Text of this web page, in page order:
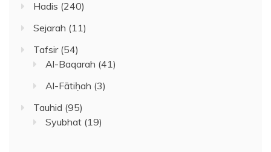
Hadis (240)
Sejarah (11)
Tafsir(54)
Al-Baqarah (41)
Al-Fātiḥah (3)
Tauhid (95)
Syubhat (19)